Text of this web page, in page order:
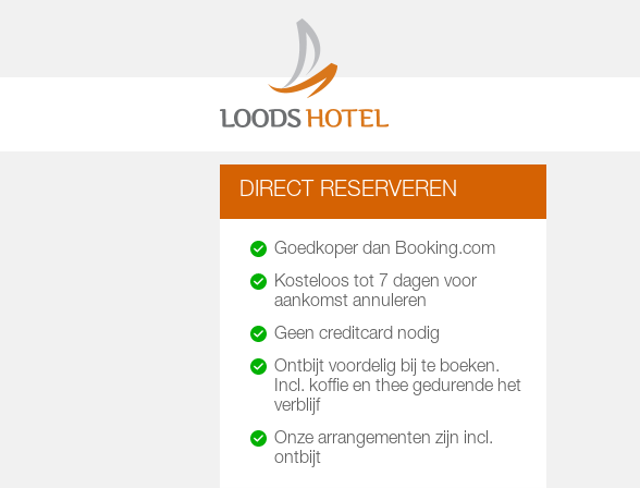
DIRECT RESERVEREN
Goedkoper dan Booking.com
Kosteloos tot 7 dagen voor
aankomst annuleren
Geen creditcard nodig
Ontbijt voordelig bij te boeken.
Incl. koffie en thee gedurende het
verblijf
Onze arrangementen zijn incl.
ontbijt